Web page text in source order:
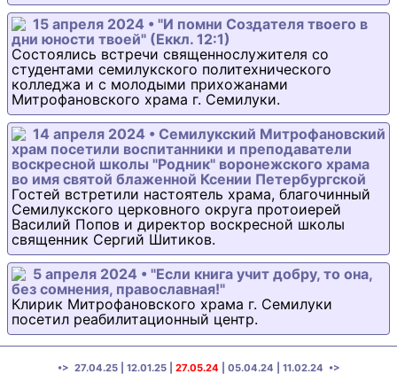
15 апреля 2024 • "И помни Создателя твоего в
дни юности твоей" (Еккл. 12:1)
Состоялись встречи священнослужителя со
студентами семилукского политехнического
колледжа и с молодыми прихожанами
Митрофановского храма г. Семилуки.
14 апреля 2024 • Семилукский Митрофановский
храм посетили воспитанники и преподаватели
воскресной школы "Родник" воронежского храма
во имя святой блаженной Ксении Петербургской
Гостей встретили настоятель храма, благочинный
Семилукского церковного округа протоиерей
Василий Попов и директор воскресной школы
священник Сергий Шитиков.
5 апреля 2024 • "Если книга учит добру, то она,
без сомнения, православная!"
Клирик Митрофановского храма г. Семилуки
посетил реабилитационный центр.
•> 27.04.25| 12.01.25| 27.05.24 05.04.24 11.02.24 •>